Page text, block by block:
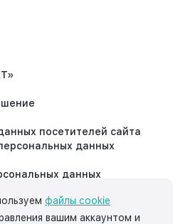
посетителей сайта
данных
данных
данных третьим
файлы cookie
вашим аккаунтом и